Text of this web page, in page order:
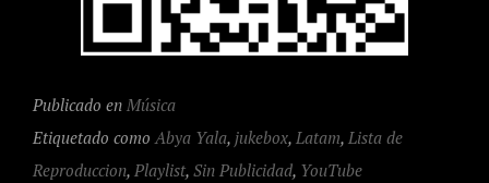
Publicado en Música
Etiquetado como Abya Yala, jukebox, Latam, Lista de
Reproduccion, Playlist, Sin Publicidad, YouTube